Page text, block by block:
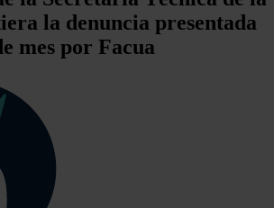
la denuncia presentada
mes por Facua